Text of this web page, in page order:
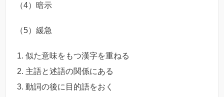
（4）暗示
（5）緩急
似た意味をもつ漢字を重ねる
主語と述語の関係にある
動詞の後に目的語をおく